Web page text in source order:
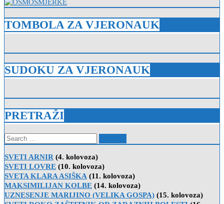
TOMBOLA ZA VJERONAUK
SUDOKU ZA VJERONAUK
PRETRAŽI
Search
for:
SVETI ARNIR (4. kolovoza)
SVETI LOVRE (10. kolovoza)
SVETA KLARA ASIŠKA (11. kolovoza)
MAKSIMILIJAN KOLBE (14. kolovoza)
UZNESENJE MARIJINO (VELIKA GOSPA) (15. kolovoza)